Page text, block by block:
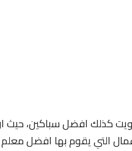
كذلك افضل سباكين، حيث
التي يقوم بها افضل